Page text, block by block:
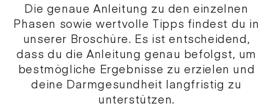
Die genaue Anleitung zu den einzelnen
Phasen sowie wertvolle Tipps findest du in
unserer Broschüre. Es ist entscheidend,
dass du die Anleitung genau befolgst, um
bestmögliche Ergebnisse zu erzielen und
deine Darmgesundheit langfristig zu
unterstützen.